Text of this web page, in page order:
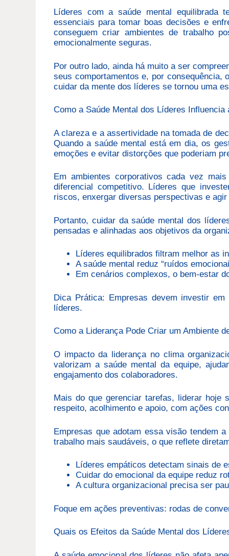
Líderes com a saúde mental equilibrada
essenciais para tomar boas decisões e
conseguem criar ambientes de trabalho
emocionalmente seguras.
Por outro lado, ainda há muito a ser
seus comportamentos e, por consequência,
cuidar da mente dos líderes se tornou uma
Como a Saúde Mental dos Líderes Influencia
A clareza e a assertividade na tomada de
Quando a saúde mental está em dia, os
emoções e evitar distorções que poderiam
Em ambientes corporativos cada vez
diferencial competitivo. Líderes que
riscos, enxergar diversas perspectivas e
Portanto, cuidar da saúde mental dos
pensadas e alinhadas aos objetivos da
Líderes equilibrados filtram melhor as
A saúde mental reduz “ruídos
Em cenários complexos, o bem-estar
Dica Prática: Empresas devem investir
líderes.
Como a Liderança Pode Criar um Ambiente
O impacto da liderança no clima
valorizam a saúde mental da equipe,
engajamento dos colaboradores.
Mais do que gerenciar tarefas, liderar
respeito, acolhimento e apoio, com ações
Empresas que adotam essa visão tendem
trabalho mais saudáveis, o que reflete
Líderes empáticos detectam sinais de
Cuidar do emocional da equipe reduz
A cultura organizacional precisa ser
Foque em ações preventivas: rodas de
Quais os Efeitos da Saúde Mental dos